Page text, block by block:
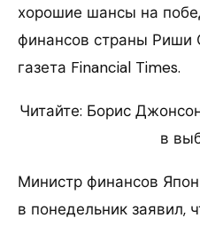
хорошие шансы на
финансов страны Риши
газета Financial Times.
Читайте: Борис
в
Министр финансов
в понедельник заявил,